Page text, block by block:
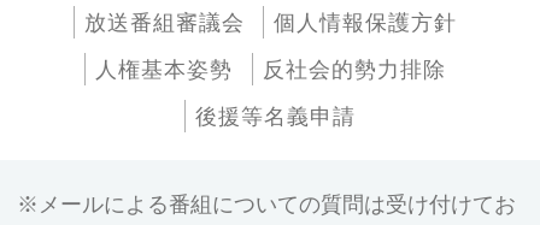
放送番組審議会
個人情報保護方針
人権基本姿勢
反社会的勢力排除
後援等名義申請
メールによる番組についての質問は受け付けてお